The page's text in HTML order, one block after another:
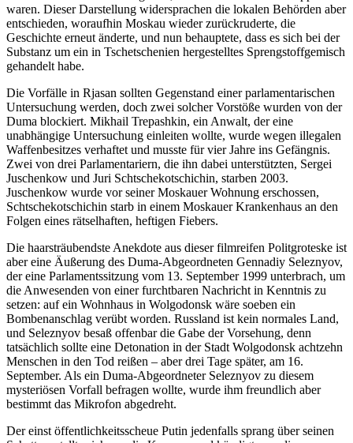
waren. Dieser Darstellung widersprachen die lokalen Behörden aber
entschieden, woraufhin Moskau wieder zurückruderte, die
Geschichte erneut änderte, und nun behauptete, dass es sich bei der
Substanz um ein in Tschetschenien hergestelltes Sprengstoffgemisch
gehandelt habe.
Die Vorfälle in Rjasan sollten Gegenstand einer parlamentarischen
Untersuchung werden, doch zwei solcher Vorstöße wurden von der
Duma blockiert. Mikhail Trepashkin, ein Anwalt, der eine
unabhängige Untersuchung einleiten wollte, wurde wegen illegalen
Waffenbesitzes verhaftet und musste für vier Jahre ins Gefängnis.
Zwei von drei Parlamentariern, die ihn dabei unterstützten, Sergei
Juschenkow und Juri Schtschekotschichin, starben 2003.
Juschenkow wurde vor seiner Moskauer Wohnung erschossen,
Schtschekotschichin starb in einem Moskauer Krankenhaus an den
Folgen eines rätselhaften, heftigen Fiebers.
Die haarsträubendste Anekdote aus dieser filmreifen Politgroteske ist
aber eine Äußerung des Duma-Abgeordneten Gennadiy Seleznyov,
der eine Parlamentssitzung vom 13. September 1999 unterbrach, um
die Anwesenden von einer furchtbaren Nachricht in Kenntnis zu
setzen: auf ein Wohnhaus in Wolgodonsk wäre soeben ein
Bombenanschlag verübt worden. Russland ist kein normales Land,
und Seleznyov besaß offenbar die Gabe der Vorsehung, denn
tatsächlich sollte eine Detonation in der Stadt Wolgodonsk achtzehn
Menschen in den Tod reißen – aber drei Tage später, am 16.
September. Als ein Duma-Abgeordneter Seleznyov zu diesem
mysteriösen Vorfall befragen wollte, wurde ihm freundlich aber
bestimmt das Mikrofon abgedreht.
Der einst öffentlichkeitsscheue Putin jedenfalls sprang über seinen